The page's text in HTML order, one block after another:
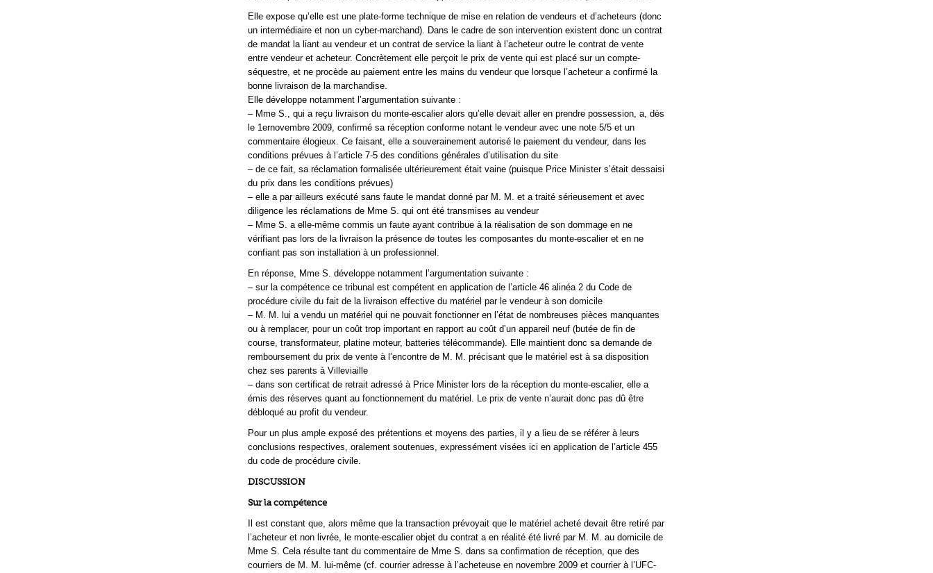
Elle expose qu’elle est une plate-forme technique de mise en relation de vendeurs et d’acheteurs (donc
un intermédiaire et non un cyber-marchand). Dans le cadre de son intervention existent donc un contrat
de mandat la liant au vendeur et un contrat de service la liant à l’acheteur outre le contrat de vente
entre vendeur et acheteur. Concrètement elle perçoit le prix de vente qui est placé sur un compte-
séquestre, et ne procède au paiement entre les mains du vendeur que lorsque l’acheteur a confirmé la
bonne livraison de la marchandise.
Elle développe notamment l’argumentation suivante :
– Mme S., qui a reçu livraison du monte-escalier alors qu’elle devait aller en prendre possession, a, dès
le 1ernovembre 2009, confirmé sa réception conforme notant le vendeur avec une note 5/5 et un
commentaire élogieux. Ce faisant, elle a souverainement autorisé le paiement du vendeur, dans les
conditions prévues à l’article 7-5 des conditions générales d’utilisation du site
– de ce fait, sa réclamation formalisée ultérieurement était vaine (puisque Price Minister s’était dessaisi
du prix dans les conditions prévues)
– elle a par ailleurs exécuté sans faute le mandat donné par M. M. et a traité sérieusement et avec
diligence les réclamations de Mme S. qui ont été transmises au vendeur
– Mme S. a elle-même commis un faute ayant contribue à la réalisation de son dommage en ne
vérifiant pas lors de la livraison la présence de toutes les composantes du monte-escalier et en ne
confiant pas son installation à un professionnel.
En réponse, Mme S. développe notamment l’argumentation suivante :
– sur la compétence ce tribunal est compétent en application de l’article 46 alinéa 2 du Code de
procédure civile du fait de la livraison effective du matériel par le vendeur à son domicile
– M. M. lui a vendu un matériel qui ne pouvait fonctionner en l’état de nombreuses pièces manquantes
ou à remplacer, pour un coût trop important en rapport au coût d’un appareil neuf (butée de fin de
course, transformateur, platine moteur, batteries télécommande). Elle maintient donc sa demande de
remboursement du prix de vente à l’encontre de M. M. précisant que le matériel est à sa disposition
chez ses parents à Villeviaille
– dans son certificat de retrait adressé à Price Minister lors de la réception du monte-escalier, elle a
émis des réserves quant au fonctionnement du matériel. Le prix de vente n’aurait donc pas dû être
débloqué au profit du vendeur.
Pour un plus ample exposé des prétentions et moyens des parties, il y a lieu de se référer à leurs
conclusions respectives, oralement soutenues, expressément visées ici en application de l’article 455
du code de procédure civile.
DISCUSSION
Sur la compétence
Il est constant que, alors même que la transaction prévoyait que le matériel acheté devait être retiré par
l’acheteur et non livrée, le monte-escalier objet du contrat a en réalité été livré par M. M. au domicile de
Mme S. Cela résulte tant du commentaire de Mme S. dans sa confirmation de réception, que des
courriers de M. M. lui-même (cf. courrier adresse à l’acheteuse en novembre 2009 et courrier à l’UFC-